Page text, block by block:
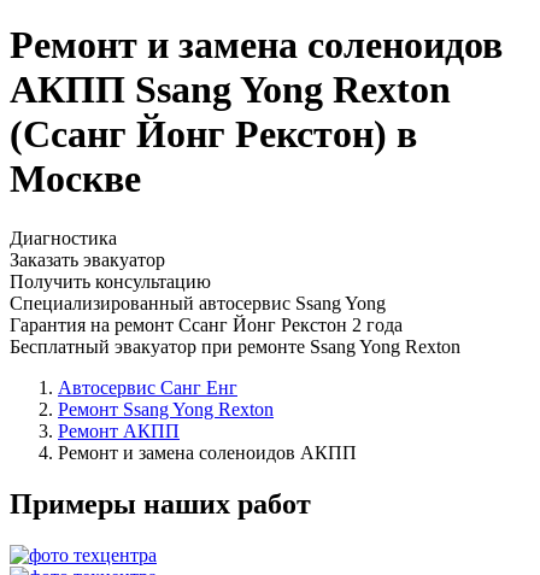
Ремонт и замена соленоидов
АКПП Ssang Yong Rexton
(Ссанг Йонг Рекстон) в
Москве
Диагностика
Заказать эвакуатор
Получить консультацию
Специализированный автосервис Ssang Yong
Гарантия на ремонт Ссанг Йонг Рекстон 2 года
Бесплатный эвакуатор при ремонте Ssang Yong Rexton
Автосервис Санг Енг
Ремонт Ssang Yong Rexton
Ремонт АКПП
Ремонт и замена соленоидов АКПП
Примеры наших работ